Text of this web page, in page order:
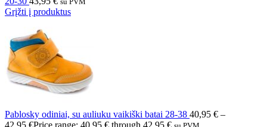
Grįžti į produktus
Pablosky odiniai, su auliuku vaikiški batai 28-38 40,95 € –
42,95 €Price range: 40,95 € through 42,95 €